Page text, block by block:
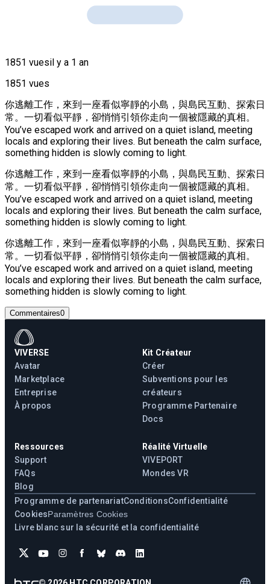
1851 vuesil y a 1 an
1851 vues
你逃離工作，來到一座看似寧靜的小島，與島民互動、探索日
常。一切看似平靜，卻悄悄引領你走向一個被隱藏的真相。
You’ve escaped work and arrived on a quiet island, meeting
locals and exploring their lives. But beneath the calm surface,
something hidden is slowly coming to light.
你逃離工作，來到一座看似寧靜的小島，與島民互動、探索日
常。一切看似平靜，卻悄悄引領你走向一個被隱藏的真相。
You’ve escaped work and arrived on a quiet island, meeting
locals and exploring their lives. But beneath the calm surface,
something hidden is slowly coming to light.
你逃離工作，來到一座看似寧靜的小島，與島民互動、探索日
常。一切看似平靜，卻悄悄引領你走向一個被隱藏的真相。
You’ve escaped work and arrived on a quiet island, meeting
locals and exploring their lives. But beneath the calm surface,
something hidden is slowly coming to light.
Commentaires0
VIVERSE
Avatar
Marketplace
Entreprise
À propos
Kit Créateur
Créer
Subventions pour les
créateurs
Programme Partenaire
Docs
Ressources
Support
FAQs
Blog
Réalité Virtuelle
VIVEPORT
Mondes VR
Programme de partenariatConditionsConfidentialité
CookiesParamètres Cookies
Livre blanc sur la sécurité et la confidentialité